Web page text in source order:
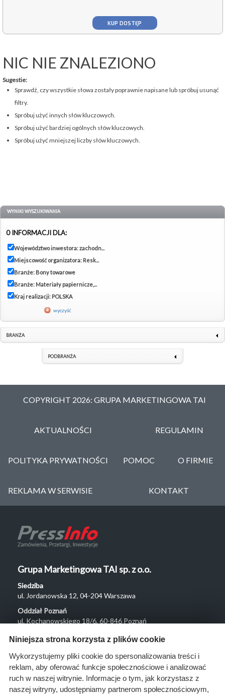
KUP DOSTĘP
NIC NIE ZNALEZIONO
Sugestie:
Sprawdź, czy wszystkie słowa zostały poprawnie napisane lub spróbuj usunąć
filtry.
Spróbuj użyć innych słów kluczowych.
Spróbuj użyć bardziej ogólnych słów kluczowych.
Spróbuj użyć mniejszej liczby słów kluczowych.
WYNIKI WYSZUKIWANIA
0 INFORMACJI DLA:
Województwo inwestora: zachodn...
Miejscowość organizatora: Resk...
Branże: Bony towarowe
Branże: Materiały papiernicze,...
Kraj realizacji: POLSKA
wyczyść
BRANŻA
PODBRANŻA
COPYRIGHT 2026: GRUPA MARKETINGOWA TAI
AKTUALNOŚCI REGULAMIN
POLITYKA PRYWATNOŚCI POMOC O FIRMIE
REKLAMA W SERWISIE KONTAKT
Grupa Marketingowa TAI sp. z o.o.
Siedziba
ul. Jordanowska 12, 04-204 Warszawa
Oddział Poznań
ul. Kochanowskiego 18/6, 60-846 Poznań
Menu
O nas
Rozwiązania
Monitoring
Niniejsza strona korzysta z plików cookie
Wykorzystujemy pliki cookie do spersonalizowania treści i
reklam, aby oferować funkcje społecznościowe i analizować
ruch w naszej witrynie. Informacje o tym, jak korzystasz z
naszej witryny, udostępniamy partnerom społecznościowym,